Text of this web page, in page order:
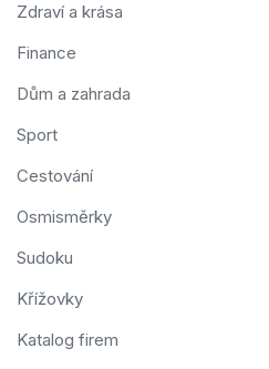
Zdraví a krása
Finance
Dům a zahrada
Sport
Cestování
Osmisměrky
Sudoku
Křížovky
Katalog firem